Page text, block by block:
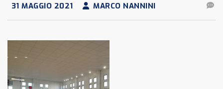
31 MAGGIO 2021 MARCO NANNINI